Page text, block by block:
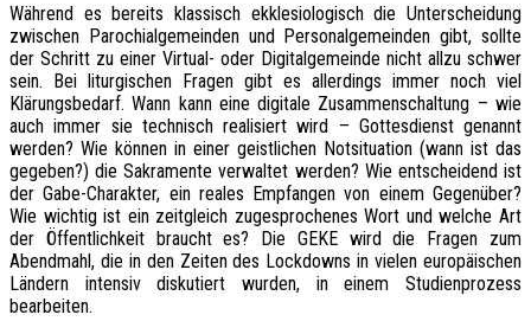
Während es bereits klassisch ekklesiologisch die Unterscheidung
zwischen Parochialgemeinden und Personalgemeinden gibt, sollte
der Schritt zu einer Virtual- oder Digitalgemeinde nicht allzu schwer
sein. Bei liturgischen Fragen gibt es allerdings immer noch viel
Klärungsbedarf. Wann kann eine digitale Zusammenschaltung – wie
auch immer sie technisch realisiert wird – Gottesdienst genannt
werden? Wie können in einer geistlichen Notsituation (wann ist das
gegeben?) die Sakramente verwaltet werden? Wie entscheidend ist
der Gabe-Charakter, ein reales Empfangen von einem Gegenüber?
Wie wichtig ist ein zeitgleich zugesprochenes Wort und welche Art
der Öffentlichkeit braucht es? Die GEKE wird die Fragen zum
Abendmahl, die in den Zeiten des Lockdowns in vielen europäischen
Ländern intensiv diskutiert wurden, in einem Studienprozess
bearbeiten.